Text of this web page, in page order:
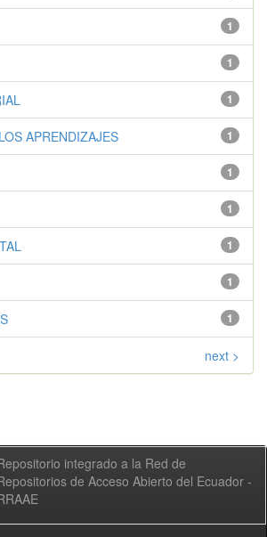
1
1
1
1
APRENDIZAJES
1
1
1
1
1
next >
integrado a la Red de
de Acceso Abierto del Ecuador -